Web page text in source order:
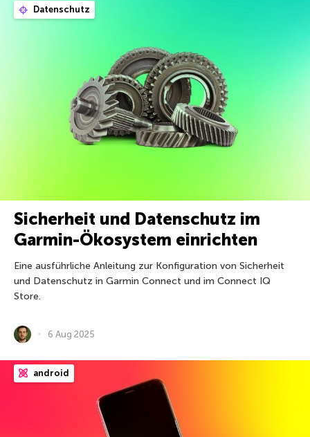
Datenschutz
Sicherheit und Datenschutz im
Garmin-Ökosystem einrichten
Eine ausführliche Anleitung zur Konfiguration von Sicherheit
und Datenschutz in Garmin Connect und im Connect IQ
Store.
6 Aug 2025
android